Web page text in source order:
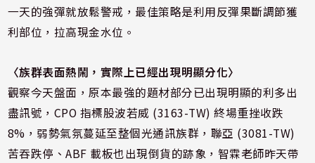
一天的強彈就放鬆警戒，最佳策略是利用反彈果斷調節獲
利部位，拉高現金水位。
〈族群表面熱鬧，實際上已經出現明顯分化〉
觀察今天盤面，原本最強的題材部分已出現明顯的利多出
盡訊號，CPO 指標股波若威 (3163-TW) 終場重挫收跌
8%，弱勢氣氛蔓延至整個光通訊族群，聯亞 (3081-TW)
苦吞跌停、ABF 載板也出現倒貨的跡象， 智霖老師昨天帶